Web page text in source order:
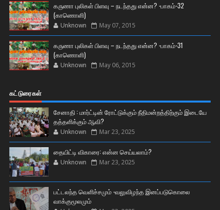
கருணா புலிகள் பிளவு – நடந்தது என்ன? -பாகம்-32
(காணொளி)
Unknown May 07, 2015
கருணா புலிகள் பிளவு – நடந்தது என்ன? -பாகம்-31
(காணொளி)
Unknown May 06, 2015
கட்டுரைகள்
சேனாதி : மார்ட்டின் ரோட்டுக்கும் நீதிமன்றத்திற்கும் இடையே
தத்தளிக்கும் ஆவி?
Unknown Mar 23, 2025
தையிட்டி விகாரை: என்ன செய்யலாம்?
Unknown Mar 23, 2025
பட்டலந்த வெளிச்சமும் -வலுவிழந்த இனப்படுகொலை
வாக்குமூலமும்